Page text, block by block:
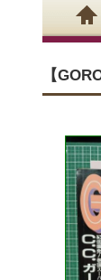
【